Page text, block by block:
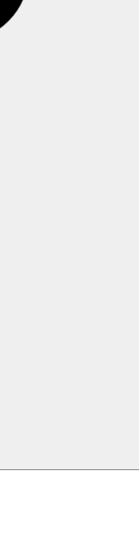
aan de
Zijn de mensen onze